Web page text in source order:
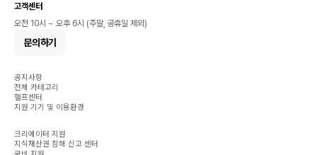
고객센터
오전 10시 ~ 오후 6시 (주말, 공휴일 제외)
문의하기
공지사항
전체 카테고리
헬프센터
지원 기기 및 이용환경
크리에이터 지원
지식재산권 침해 신고 센터